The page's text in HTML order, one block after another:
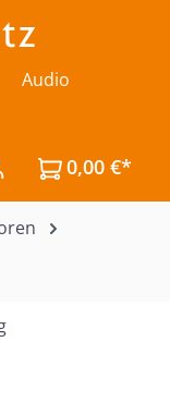
Audio
0 Produkte auf
0,00 €*